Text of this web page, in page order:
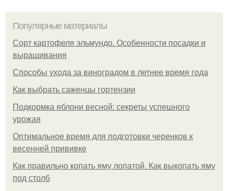
Популярные материалы
Сорт картофеля эльмундо. Особенности посадки и
выращивания
Способы ухода за виноградом в летнее время года
Как выбрать саженцы гортензии
Подкормка яблони весной: секреты успешного
урожая
Оптимальное время для подготовки черенков к
весенней прививке
Как правильно копать яму лопатой. Как выкопать яму
под столб